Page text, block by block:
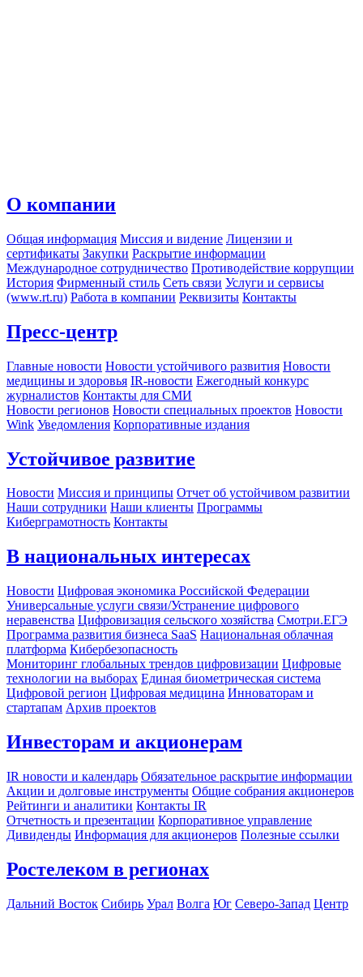
О компании
Общая информация Миссия и видение Лицензии и
сертификаты Закупки Раскрытие информации
Международное сотрудничество Противодействие коррупции
История Фирменный стиль Сеть связи Услуги и сервисы
(www.rt.ru) Работа в компании Реквизиты Контакты
Пресс-центр
Главные новости Новости устойчивого развития Новости
медицины и здоровья IR-новости Ежегодный конкурс
журналистов Контакты для СМИ
Новости регионов Новости специальных проектов Новости
Wink Уведомления Корпоративные издания
Устойчивое развитие
Новости Миссия и принципы Отчет об устойчивом развитии
Наши сотрудники Наши клиенты Программы
Киберграмотность Контакты
В национальных интересах
Новости Цифровая экономика Российской Федерации
Универсальные услуги связи/Устранение цифрового
неравенства Цифровизация сельского хозяйства Смотри.ЕГЭ
Программа развития бизнеса SaaS Национальная облачная
платформа Кибербезопасность
Мониторинг глобальных трендов цифровизации Цифровые
технологии на выборах Единая биометрическая система
Цифровой регион Цифровая медицина Инноваторам и
стартапам Архив проектов
Инвесторам и акционерам
IR новости и календарь Обязательное раскрытие информации
Акции и долговые инструменты Общие собрания акционеров
Рейтинги и аналитики Контакты IR
Отчетность и презентации Корпоративное управление
Дивиденды Информация для акционеров Полезные ссылки
Ростелеком в регионах
Дальний Восток Сибирь Урал Волга Юг Северо-Запад Центр